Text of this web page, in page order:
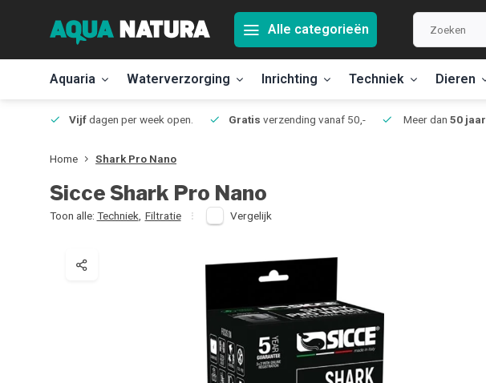
Alle categorieën
Aquaria Waterverzorging Inrichting Techniek Dieren
Vijfdagen per week open. Gratis verzending vanaf 50,- Meer dan 50 jaar
Home Shark Pro Nano
Sicce Shark Pro Nano
Toon alle: Techniek Filtratie Vergelijk